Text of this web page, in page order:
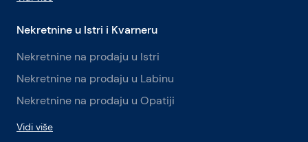
Nekretnine u Istri i Kvarneru
Nekretnine na prodaju u Istri
Nekretnine na prodaju u Labinu
Nekretnine na prodaju u Opatiji
Vidi više